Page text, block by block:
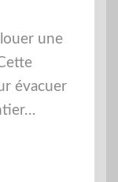
une
évacuer